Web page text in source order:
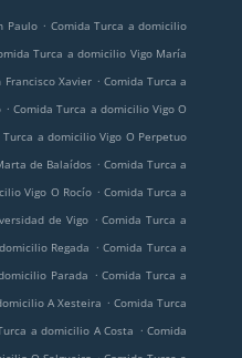
Paulo . Comida Turca a domicilio
Turca a domicilio Vigo María
Francisco Xavier . Comida Turca a
. Comida Turca a domicilio Vigo O
Turca a domicilio Vigo O Perpetuo
de Balaídos . Comida Turca a
Vigo O Rocío . Comida Turca a
de Vigo . Comida Turca a
Regada . Comida Turca a
Parada . Comida Turca a
A Xesteira . Comida Turca
a domicilio A Costa . Comida
.